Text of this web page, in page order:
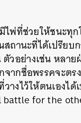
พ่ที่ช่วยให้ชนะทุ
สถานะที่ได้เปรี
วอย่างเช่น หลา
จากชื่อพรรคจะต
างไว้ให้ตนเองไ
battle for the